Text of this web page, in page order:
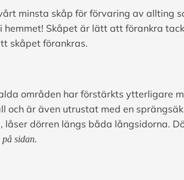
minsta skåp för förvaring av allting
Skåpet är lätt att förankra
skåpet förankras.
områden har förstärkts ytterligare
är även utrustat med en
dörren längs båda långsidorna.
sidan.